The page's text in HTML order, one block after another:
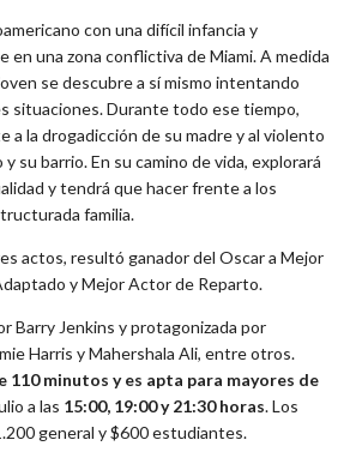
con una difícil infancia y
en una zona conflictiva de Miami. A medida
se descubre a sí mismo intentando
situaciones. Durante todo ese tiempo,
a la drogadicción de su madre y al violento
su barrio. En su camino de vida, explorará
y tendrá que hacer frente a los
familia.
actos, resultó ganador del Oscar a Mejor
y Mejor Actor de Reparto.
Barry Jenkins y protagonizada por
Harris y Mahershala Ali, entre otros.
110 minutos y es apta para mayores de
a las 15:00, 19:00 y 21:30 horas. Los
general y $600 estudiantes.